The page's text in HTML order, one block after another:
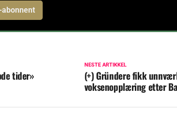
abonnent
NESTE ARTIKKEL
(+) Gründere fikk
voksenopplæring etter
tider»